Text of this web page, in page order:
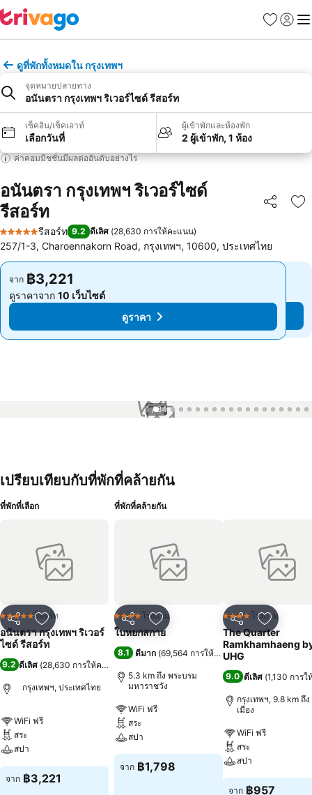
รายการโป
เข้าสู่ร
เมนู
ดูที่พักทั้งหมดใน กรุงเทพฯ
จุดหมายปลายทาง
อนันตรา กรุงเทพฯ ริเวอร์ไซด์ รีสอร์ท
เช็คอิน/เช็คเอาท์
เลือกวันที่
ผู้เข้าพักและห้องพัก
2 ผู้เข้าพัก, 1 ห้อง
ค่าคอมมิชชั่นมีผลต่ออันดับอย่างไร
อนันตรา กรุงเทพฯ ริเวอร์ไซด์
รีสอร์ท
แชร์ เ
5 ดาว
รีสอร์ท 9.2 ดีเลิศ (28,630 การให้คะแนน)
257/1-3, Charoennakorn Road, กรุงเทพฯ, 10600, ประเทศไทย
จาก ฿3,221
ดูราคาจาก 10 เว็บไซต์
ดูราคา
จาก ฿3,221
ดูราคาจาก 10 เว็บไซต์
ดูราคา
1 / 84
เปรียบเทียบกับที่พักที่คล้ายกัน
ที่พักที่เลือก
แชร์ เพิ่มในรายการโปรด
5 ดาว รีสอร์ท
อนันตรา กรุงเทพฯ ริเวอร์
ไซด์ รีสอร์ท
9.2 ดีเลิศ (28,630 การให้คะแนน
กรุงเทพฯ, ประเทศไทย
WiFi ฟรี
สระ
สปา
จาก ฿3,221
ที่พักที่คล้ายกัน
แชร์ เพิ่มในรายการโปรด
4 ดาว โรงแรม
ใบหยกสกาย
8.1 ดีมาก (69,564 การให้คะแนน)
5.3 km ถึง พระบรม
มหาราชวัง
WiFi ฟรี
สระ
สปา
จาก ฿1,798
แชร์ เพิ่มในรา
4 ดาว โรงแรม
The Quarter
Ramkhamhaeng
UHG
9.0 ดีเลิศ (1,130 การ
กรุงเทพฯ, 9.8 km ถึ
เมือง
WiFi ฟรี
สระ
สปา
จาก ฿957